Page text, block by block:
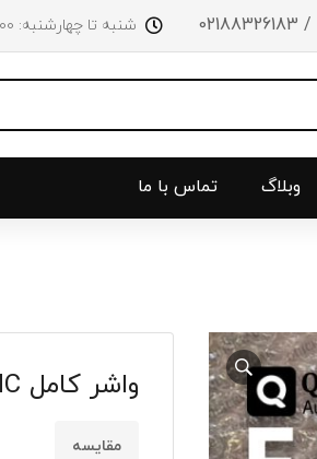
شنبه تا چهارشنبه: 10:00 تا 18:30 پنجشنبه‌‌ها تا ساعت 14:00
چراغ جلو
چراغ عقب
چراغ روی سپر
وبلاگ تماس با ما
واشر کامل FMC
مقایسه